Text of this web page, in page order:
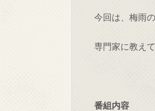
今回は、梅雨
専門家に教え
番組内容